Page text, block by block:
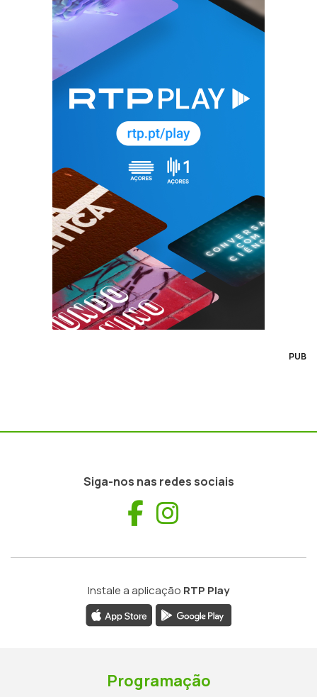
PUB
Siga-nos nas redes sociais
Facebook
Instale a aplicação RTP Play
Programação